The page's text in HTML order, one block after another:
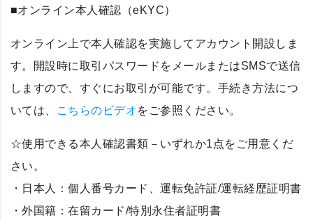
■オンライン本人確認（eKYC）
オンライン上で本人確認を実施してアカウント開設しま
す。開設時に取引パスワードをメールまたはSMSで送信
しますので、すぐにお取引が可能です。手続き方法につ
いては、
こちらのビデオをご参照ください。
☆使用できる本人確認書類－いずれか1点をご用意くだ
さい。
・日本人：個人番号カード、運転免許証/運転経歴証明書
・外国籍：在留カード/特別永住者証明書